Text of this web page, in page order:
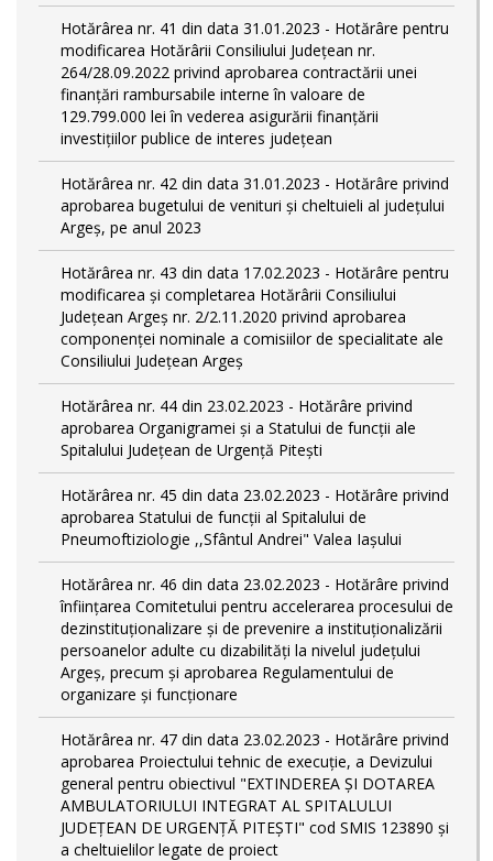
Hotărârea nr. 41 din data 31.01.2023 - Hotărâre pentru
modificarea Hotărârii Consiliului Judeţean nr.
264/28.09.2022 privind aprobarea contractării unei
finanţări rambursabile interne în valoare de
129.799.000 lei în vederea asigurării finanţării
investiţiilor publice de interes judeţean
Hotărârea nr. 42 din data 31.01.2023 - Hotărâre privind
aprobarea bugetului de venituri şi cheltuieli al judeţului
Argeş, pe anul 2023
Hotărârea nr. 43 din data 17.02.2023 - Hotărâre pentru
modificarea și completarea Hotărârii Consiliului
Județean Argeș nr. 2/2.11.2020 privind aprobarea
componenței nominale a comisiilor de specialitate ale
Consiliului Județean Argeș
Hotărârea nr. 44 din 23.02.2023 - Hotărâre privind
aprobarea Organigramei și a Statului de funcții ale
Spitalului Județean de Urgență Pitești
Hotărârea nr. 45 din data 23.02.2023 - Hotărâre privind
aprobarea Statului de funcții al Spitalului de
Pneumoftiziologie ,,Sfântul Andrei" Valea Iașului
Hotărârea nr. 46 din data 23.02.2023 - Hotărâre privind
înființarea Comitetului pentru accelerarea procesului de
dezinstituționalizare şi de prevenire a instituționalizării
persoanelor adulte cu dizabilități la nivelul județului
Argeș, precum și aprobarea Regulamentului de
organizare și funcționare
Hotărârea nr. 47 din data 23.02.2023 - Hotărâre privind
aprobarea Proiectului tehnic de execuţie, a Devizului
general pentru obiectivul "EXTINDEREA ȘI DOTAREA
AMBULATORIULUI INTEGRAT AL SPITALULUI
JUDEȚEAN DE URGENȚĂ PITEȘTI" cod SMIS 123890 și
a cheltuielilor legate de proiect